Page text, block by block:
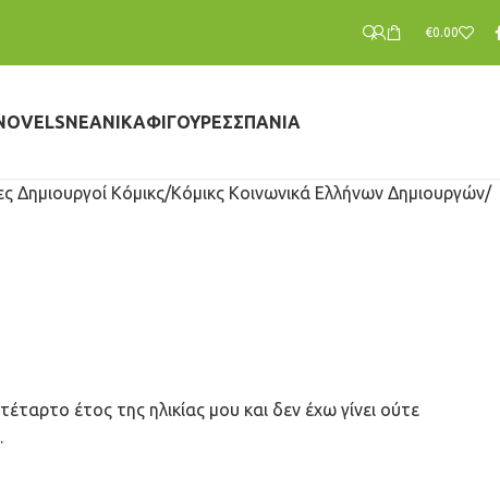
€0.00
ΝΕΑΝΙΚΆΦΙΓΟΎΡΕΣΣΠΆΝΙΑ
Δημιουργοί Κόμικς Κόμικς Κοινωνικά Ελλήνων Δημιουργών
έτος της ηλικίας μου και δεν έχω γίνει ούτε